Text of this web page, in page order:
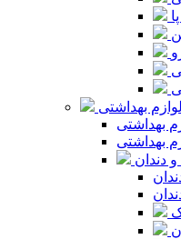
لوازم بهداشتی
بهداشتی
بهداشتی
دندان